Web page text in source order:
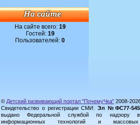
На сайте всего: 19
Гостей: 19
Пользователей: 0
© Детский развивающий портал "ПочемуЧка" 2008-
Свидетельство о регистрации СМИ: Эл №ФС77-
выдано Федеральной службой по надзору
информационных технологий и массовых